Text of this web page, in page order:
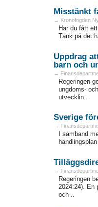
Misstänkt
→ Kronofogden
Har du fått
Tänk på det
Uppdrag
barn och
→
Regeringen
ungdoms-
utvecklin..
Sverige
→
I samband
→
Regeringen
2024:24). En
och ..